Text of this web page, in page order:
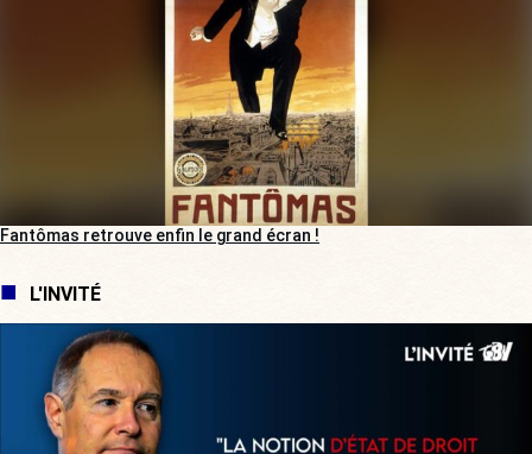
Fantômas retrouve enfin le grand écran !
L'INVITÉ